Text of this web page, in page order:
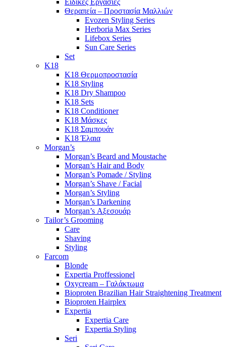
Ειδικές Εργασίες
Θεραπεία – Προστασία Μαλλιών
Evozen Styling Series
Herboria Max Series
Lifebox Series
Sun Care Series
Set
K18
K18 Θερμοπροστασία
K18 Styling
K18 Dry Shampoo
K18 Sets
K18 Conditioner
K18 Μάσκες
K18 Σαμπουάν
K18 Έλαια
Morgan’s
Morgan’s Beard and Moustache
Morgan’s Hair and Body
Morgan’s Pomade / Styling
Morgan’s Shave / Facial
Morgan’s Styling
Morgan’s Darkening
Morgan’s Αξεσουάρ
Tailor’s Grooming
Care
Shaving
Styling
Farcom
Blonde
Expertia Proffessionel
Oxycream – Γαλάκτωμα
Bioproten Brazilian Hair Straightening Treatment
Bioproten Hairplex
Expertia
Expertia Care
Expertia Styling
Seri